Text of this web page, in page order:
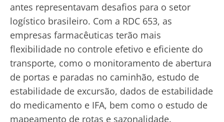
antes representavam desafios para o setor
logístico brasileiro. Com a RDC 653, as
empresas farmacêuticas terão mais
flexibilidade no controle efetivo e eficiente do
transporte, como o monitoramento de abertura
de portas e paradas no caminhão, estudo de
estabilidade de excursão, dados de estabilidade
do medicamento e IFA, bem como o estudo de
mapeamento de rotas e sazonalidade.